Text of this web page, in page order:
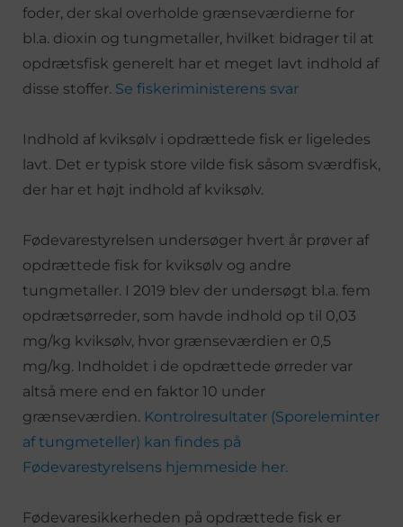
foder, der skal overholde grænseværdierne for
bl.a. dioxin og tungmetaller, hvilket bidrager til at
opdrætsfisk generelt har et meget lavt indhold af
disse stoffer. Se fiskeriministerens svar
Indhold af kviksølv i opdrættede fisk er ligeledes
lavt. Det er typisk store vilde fisk såsom sværdfisk,
der har et højt indhold af kviksølv.
Fødevarestyrelsen undersøger hvert år prøver af
opdrættede fisk for kviksølv og andre
tungmetaller. I 2019 blev der undersøgt bl.a. fem
opdrætsørreder, som havde indhold op til 0,03
mg/kg kviksølv, hvor grænseværdien er 0,5
mg/kg. Indholdet i de opdrættede ørreder var
altså mere end en faktor 10 under
grænseværdien. Kontrolresultater (Sporeleminter
af tungmeteller) kan findes på
Fødevarestyrelsens hjemmeside her.
Fødevaresikkerheden på opdrættede fisk er